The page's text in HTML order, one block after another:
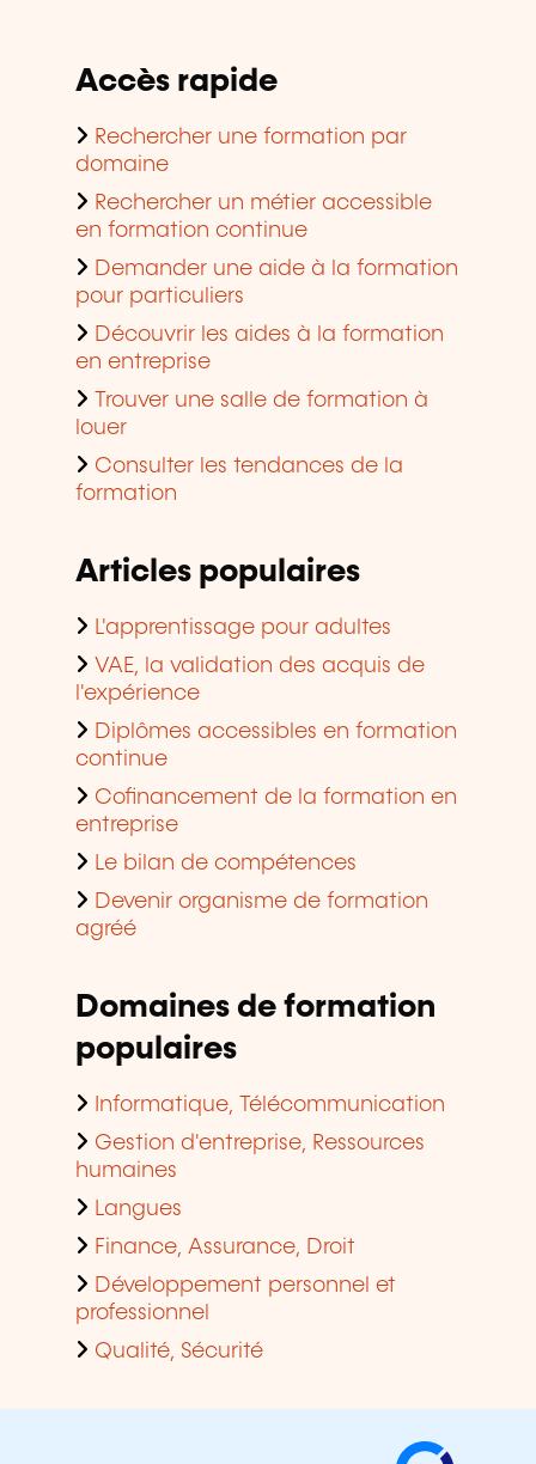
Accès rapide
Rechercher une formation par
domaine
Rechercher un métier accessible
en formation continue
Demander une aide à la formation
pour particuliers
Découvrir les aides à la formation
en entreprise
Trouver une salle de formation à
louer
Consulter les tendances de la
formation
Articles populaires
L'apprentissage pour adultes
VAE, la validation des acquis de
l'expérience
Diplômes accessibles en formation
continue
Cofinancement de la formation en
entreprise
Le bilan de compétences
Devenir organisme de formation
agréé
Domaines de formation
populaires
Informatique, Télécommunication
Gestion d'entreprise, Ressources
humaines
Langues
Finance, Assurance, Droit
Développement personnel et
professionnel
Qualité, Sécurité